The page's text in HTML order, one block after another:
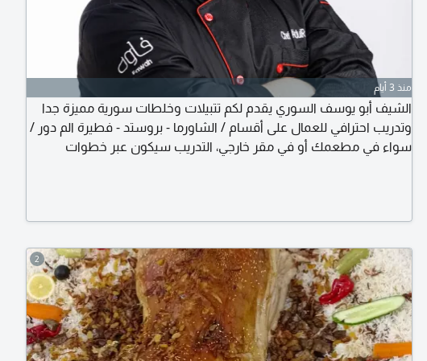
منذ 3 أيام
الشيف أبو يوسف السوري يقدم لكم تتبيلات وخلطات سورية مميزة جدا
وتدريب احترافي للعمال على أقسام / الشاورما - بروستد - فطيرة الم دور /
سواء في مطعمك أو في مقر خارجي، التدريب سيكون عبر خطوات
رسالة للمزيد من التفاصيل
2